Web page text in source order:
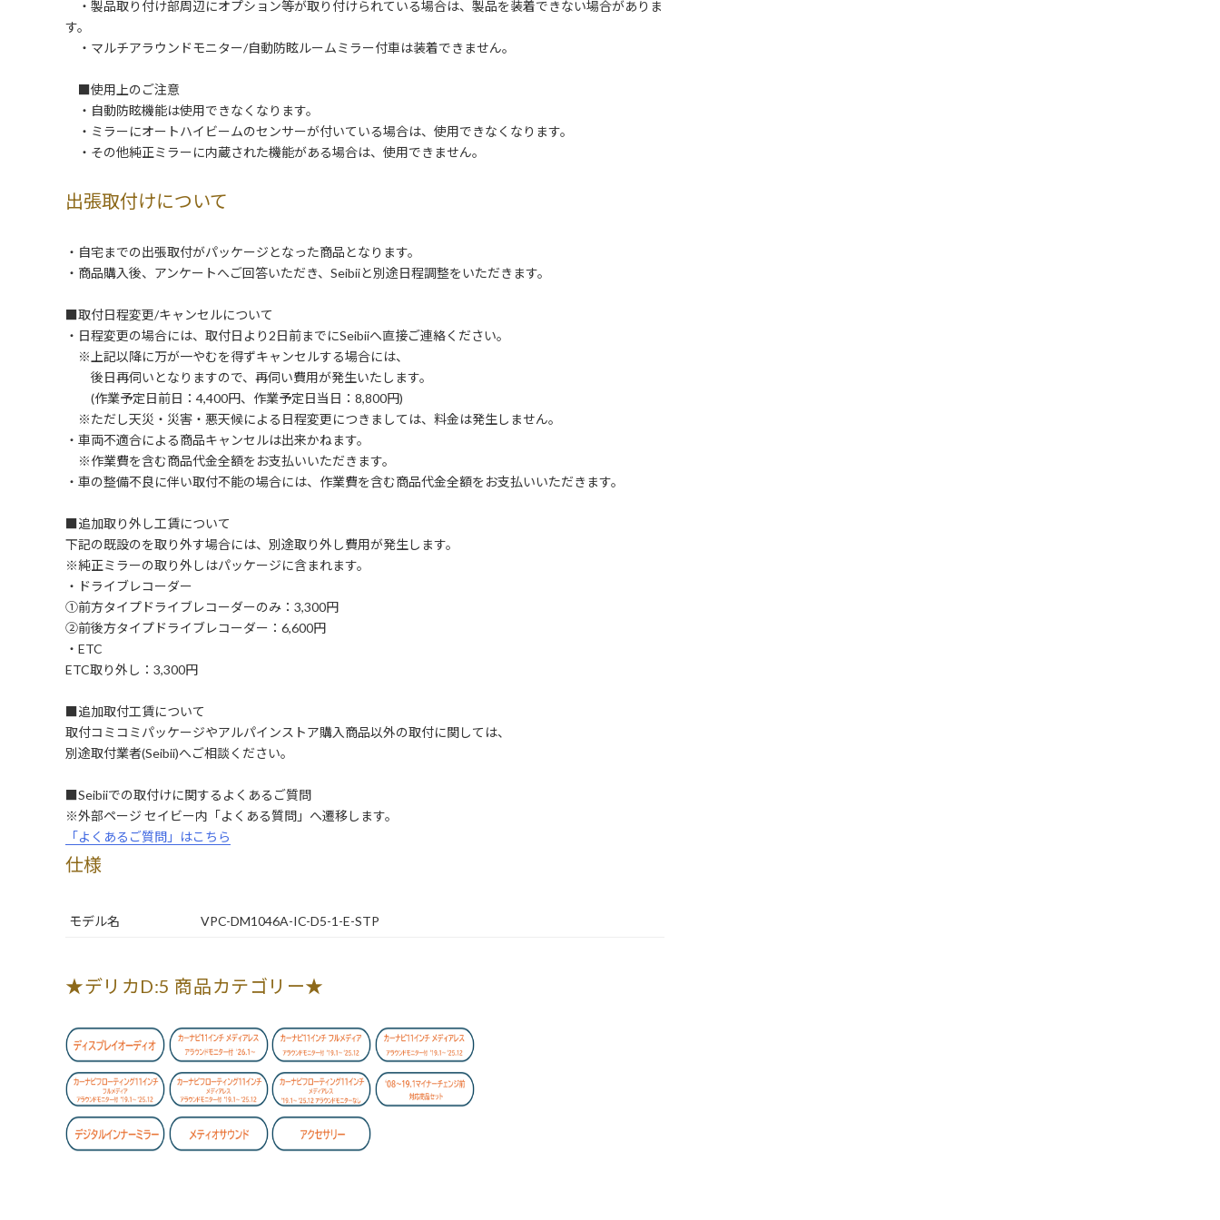
・製品取り付け部周辺にオプション等が取り付けられている場合は、製品を装着できない場合がありま
す。
・マルチアラウンドモニター/自動防眩ルームミラー付車は装着できません。
■使用上のご注意
・自動防眩機能は使用できなくなります。
・ミラーにオートハイビームのセンサーが付いている場合は、使用できなくなります。
・その他純正ミラーに内蔵された機能がある場合は、使用できません。
出張取付けについて
・自宅までの出張取付がパッケージとなった商品となります。
・商品購入後、アンケートへご回答いただき、Seibiiと別途日程調整をいただきます。
■取付日程変更/キャンセルについて
・日程変更の場合には、取付日より2日前までにSeibiiへ直接ご連絡ください。
※上記以降に万が一やむを得ずキャンセルする場合には、
後日再伺いとなりますので、再伺い費用が発生いたします。
(作業予定日前日：4,400円、作業予定日当日：8,800円)
※ただし天災・災害・悪天候による日程変更につきましては、料金は発生しません。
・車両不適合による商品キャンセルは出来かねます。
※作業費を含む商品代金全額をお支払いいただきます。
・車の整備不良に伴い取付不能の場合には、作業費を含む商品代金全額をお支払いいただきます。
■追加取り外し工賃について
下記の既設のを取り外す場合には、別途取り外し費用が発生します。
※純正ミラーの取り外しはパッケージに含まれます。
・ドライブレコーダー
①前方タイプドライブレコーダーのみ：3,300円
②前後方タイプドライブレコーダー：6,600円
・ETC
ETC取り外し：3,300円
■追加取付工賃について
取付コミコミパッケージやアルパインストア購入商品以外の取付に関しては、
別途取付業者(Seibii)へご相談ください。
■Seibiiでの取付けに関するよくあるご質問
※外部ページ セイビー内「よくある質問」へ遷移します。
「よくあるご質問」はこちら
仕様
モデル名 VPC-DM1046A-IC-D5-1-E-STP
★デリカD:5 商品カテゴリー★